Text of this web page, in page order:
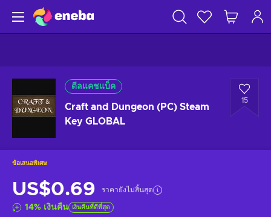
ดีลแคชแบ็ค
Craft and Dungeon (PC) Steam
Key GLOBAL
15
ข้อเสนอพิเศษ
US$0.69 ราคายังไม่สิ้นสุด
14% เงินคืน เงินคืนที่ดีที่สุด